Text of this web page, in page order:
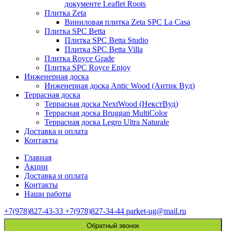
документе Leaflet Roots
Плитка Zeta
Виниловая плитка Zeta SPC La Casa
Плитка SPC Betta
Плитка SPC Betta Studio
Плитка SPC Betta Villa
Плитка Royce Grade
Плитка SPC Royce Enjoy
Инженерная доска
Инженерная доска Antic Wood (Антик Вуд)
Террасная доска
Террасная доска NextWood (НекстВуд)
Террасная доска Bruggan MultiColor
Террасная доска Legro Ultra Naturale
Доставка и оплата
Контакты
Главная
Акции
Доставка и оплата
Контакты
Наши работы
+7(978)827-43-33 +7(978)827-34-44 parket-ug@mail.ru
Обратный звонок